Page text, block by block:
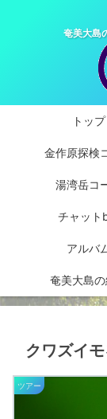
奄美大島
トップ
金作原探検
湯湾岳コ
チャット
アルバ
奄美大島
クワズイ
ツアー